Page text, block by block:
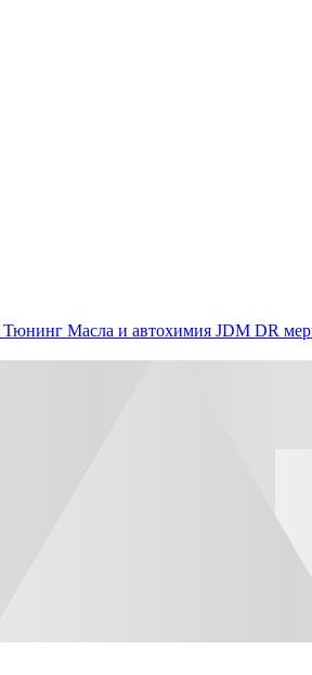
Тюнинг Масла и автохимия JDM DR